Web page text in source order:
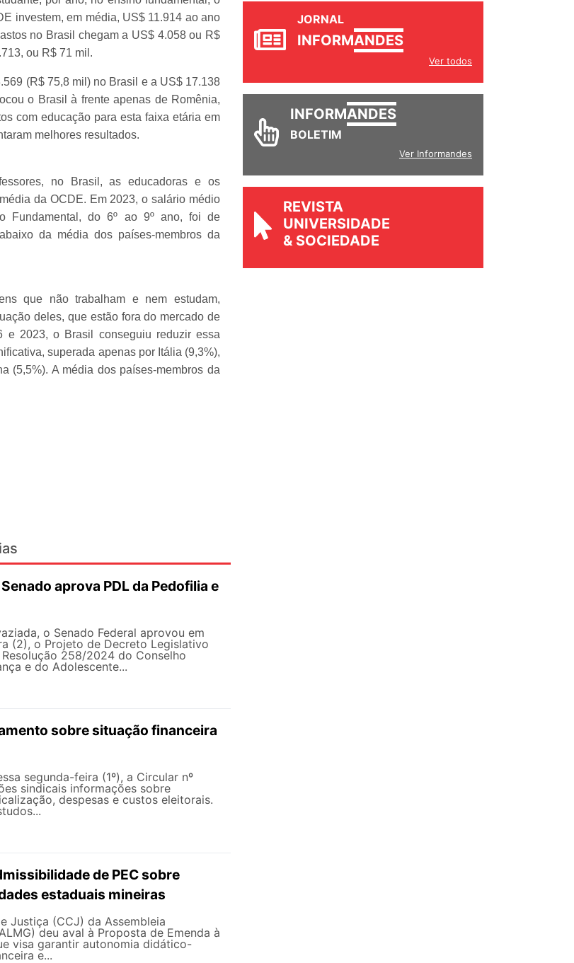
investem, em média, US$ 11.914 ao ano
no Brasil chegam a US$ 4.058 ou R$
ou R$ 71 mil.
(R$ 75,8 mil) no Brasil e a US$ 17.138
o Brasil à frente apenas de Romênia,
com educação para esta faixa etária em
melhores resultados.
no Brasil, as educadoras e os
da OCDE. Em 2023, o salário médio
Fundamental, do 6º ao 9º ano, foi de
da média dos países-membros da
que não trabalham e nem estudam,
deles, que estão fora do mercado de
e 2023, o Brasil conseguiu reduzir essa
superada apenas por Itália (9,3%),
(5,5%). A média dos países-membros da
aprova PDL da Pedofilia e
o Senado Federal aprovou em
(2), o Projeto de Decreto Legislativo
258/2024 do Conselho
e do Adolescente...
sobre situação financeira
segunda-feira (1º), a Circular nº
sindicais informações sobre
despesas e custos eleitorais.
de PEC sobre
estaduais mineiras
Justiça (CCJ) da Assembleia
deu aval à Proposta de Emenda à
visa garantir autonomia didático-
e...
JORNAL
INFORMANDES
Ver todos
INFORMANDES
BOLETIM
Ver Informandes
REVISTA
UNIVERSIDADE
& SOCIEDADE